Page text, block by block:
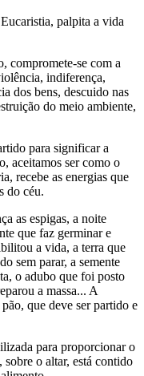
palpita a vida
compromete-se com a
indiferença,
dos bens, descuido nas
do meio ambiente,
para significar a
aceitamos ser como o
recebe as energias que
do céu.
as espigas, a noite
que faz germinar e
a vida, a terra que
sem parar, a semente
o adubo que foi posto
a massa... A
que deve ser partido e
para proporcionar o
o altar, está contido